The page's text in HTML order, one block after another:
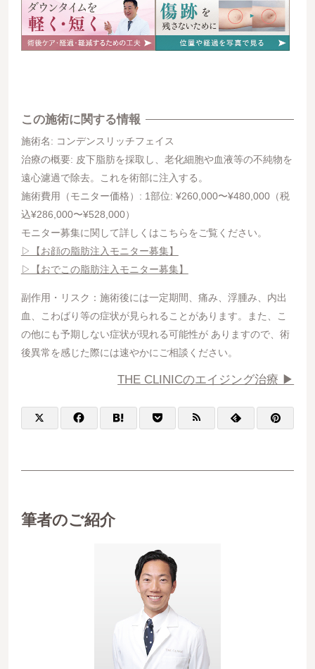
この施術に関する情報
施術名: コンデンスリッチフェイス
治療の概要: 皮下脂肪を採取し、老化細胞や血液等の不純物を
遠心濾過で除去。これを術部に注入する。
施術費用（モニター価格）: 1部位: ¥260,000〜¥480,000（税
込¥286,000〜¥528,000）
モニター募集に関して詳しくはこちらをご覧ください。
▷【お顔の脂肪注入モニター募集】
▷【おでこの脂肪注入モニター募集】
副作用・リスク：施術後には一定期間、痛み、浮腫み、内出
血、こわばり等の症状が見られることがあります。また、こ
の他にも予期しない症状が現れる可能性が ありますので、術
後異常を感じた際には速やかにご相談ください。
THE CLINICのエイジング治療 ▶︎
筆者のご紹介